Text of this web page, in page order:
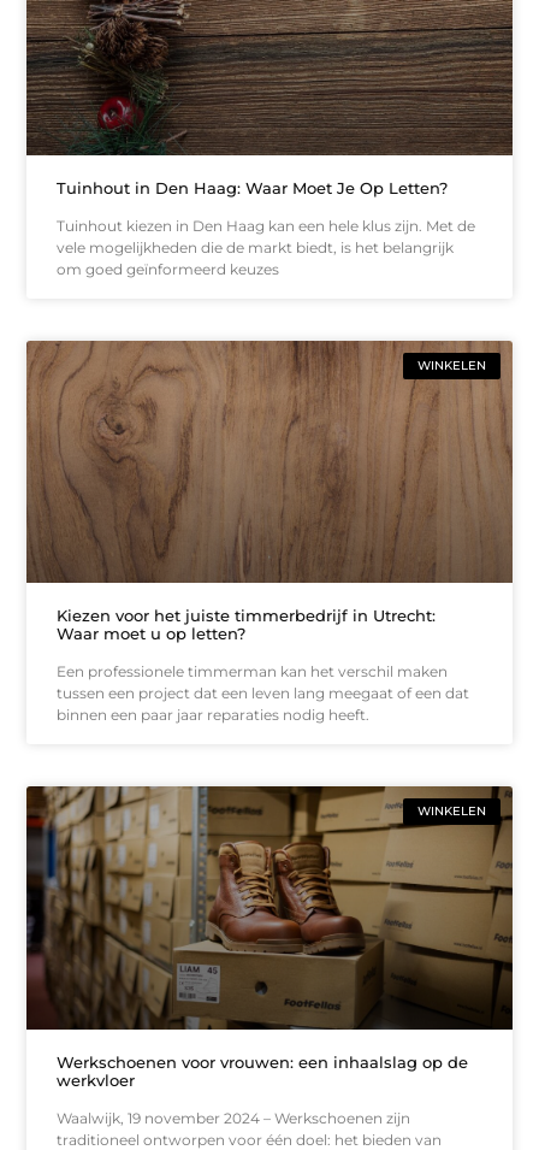
Tuinhout in Den Haag: Waar Moet Je Op Letten?
Tuinhout kiezen in Den Haag kan een hele klus zijn. Met de
vele mogelijkheden die de markt biedt, is het belangrijk
om goed geïnformeerd keuzes
WINKELEN
Kiezen voor het juiste timmerbedrijf in Utrecht:
Waar moet u op letten?
Een professionele timmerman kan het verschil maken
tussen een project dat een leven lang meegaat of een dat
binnen een paar jaar reparaties nodig heeft.
WINKELEN
Werkschoenen voor vrouwen: een inhaalslag op de
werkvloer
Waalwijk, 19 november 2024 – Werkschoenen zijn
traditioneel ontworpen voor één doel: het bieden van